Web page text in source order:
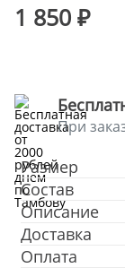
1 850
При
Размер
Состав
Описание
Доставка
Оплата